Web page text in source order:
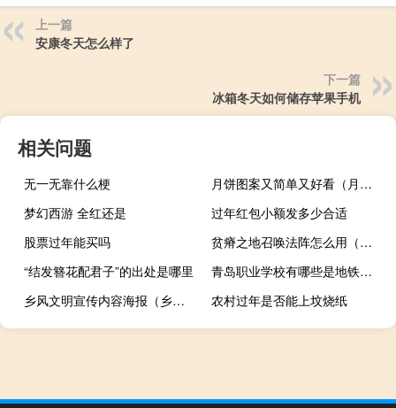
上一篇
安康冬天怎么样了
下一篇
冰箱冬天如何储存苹果手机
相关问题
无一无靠什么梗
月饼图案又简单又好看（月饼图案）
梦幻西游 全红还是
过年红包小额发多少合适
股票过年能买吗
贫瘠之地召唤法阵怎么用（贫瘠之地召唤法阵）
“结发簪花配君子”的出处是哪里
青岛职业学校有哪些是地铁专业（青岛职业学校有哪些）
乡风文明宣传内容海报（乡风文明宣传标语）
农村过年是否能上坟烧纸